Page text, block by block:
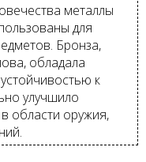
металлы
для
Бронза,
обладала
к
улучшило
области оружия,